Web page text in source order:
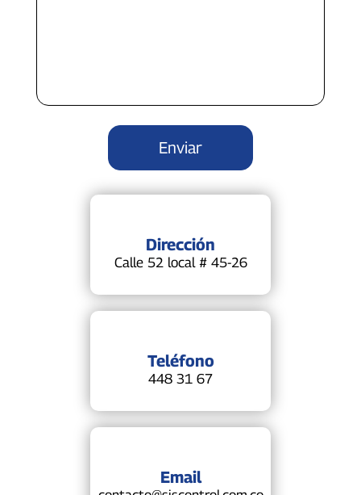
Dirección
Calle 52 local # 45-26
Teléfono
448 31 67
Email